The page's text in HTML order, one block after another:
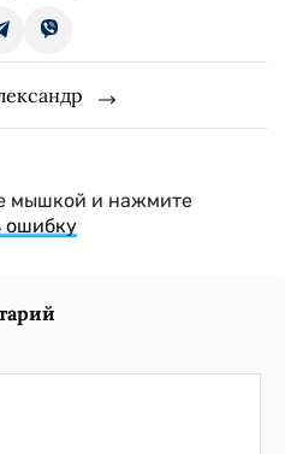
мышкой и нажмите
ошибку